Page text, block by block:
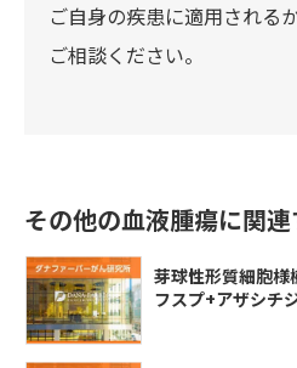
ご自身の疾患に適用される
ご相談ください。
その他の血液腫瘍に関
芽球性形質細胞様
フスプ+アザシチ